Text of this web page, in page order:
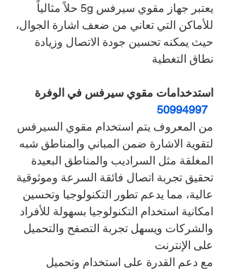
يعتبر جهاز مقوي سيرفس 5g حلاً مثالياً
للأماكن التي تعاني من ضعف اشارة الجوال،
حيث يمكنه تحسين جودة الاتصال وزيادة
نطاق التغطية
استدخدامات مقوي سيرفس في الوفرة
50994997
من المعروف يتم استخدام مقوي السيرفس
لتقوية الاشارة ضمن المباني والمناطق شبه
المغلقة مثل السراديب والمناطق البعيدة
تحقيق تجربة اتصال فائقة السرعة وموثوقية
عالية، مما يدعم تطور التكنولوجيا وتحسين
امكانية استخدام التكنولوجيا بسهولة للأفراد
والشركات ويسهل تجربة التصفح والتحميل
على الإنترنت
مع دعم القدرة على استخدام وتحميل